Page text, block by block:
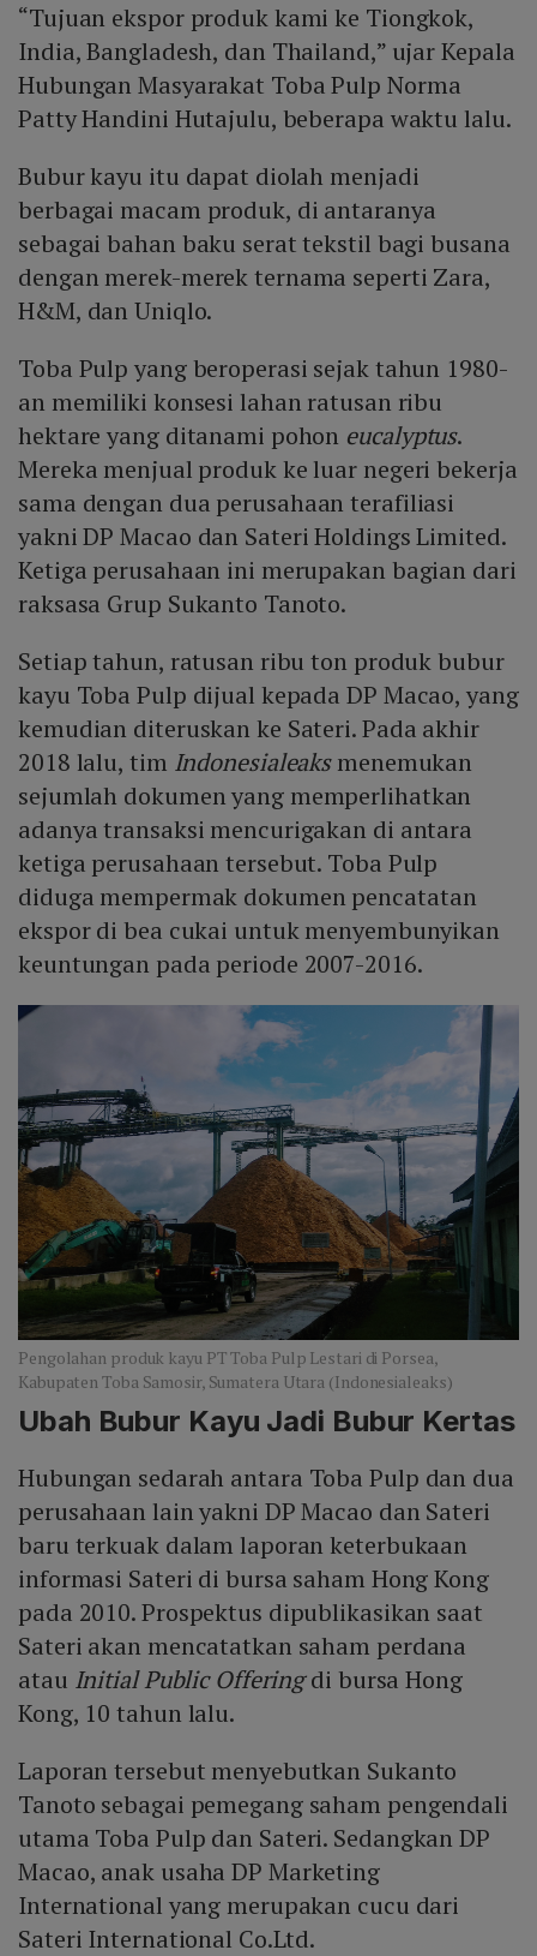
“Tujuan ekspor produk kami ke Tiongkok,
India, Bangladesh, dan Thailand,” ujar Kepala
Hubungan Masyarakat Toba Pulp Norma
Patty Handini Hutajulu, beberapa waktu lalu.
Bubur kayu itu dapat diolah menjadi
berbagai macam produk, di antaranya
sebagai bahan baku serat tekstil bagi busana
dengan merek-merek ternama seperti Zara,
H&M, dan Uniqlo.
Toba Pulp yang beroperasi sejak tahun 1980-
an memiliki konsesi lahan ratusan ribu
hektare yang ditanami pohon eucalyptus.
Mereka menjual produk ke luar negeri bekerja
sama dengan dua perusahaan terafiliasi
yakni DP Macao dan Sateri Holdings Limited.
Ketiga perusahaan ini merupakan bagian dari
raksasa Grup Sukanto Tanoto.
Setiap tahun, ratusan ribu ton produk bubur
kayu Toba Pulp dijual kepada DP Macao, yang
kemudian diteruskan ke Sateri. Pada akhir
2018 lalu, tim Indonesialeaksmenemukan
sejumlah dokumen yang memperlihatkan
adanya transaksi mencurigakan di antara
ketiga perusahaan tersebut. Toba Pulp
diduga mempermak dokumen pencatatan
ekspor di bea cukai untuk menyembunyikan
keuntungan pada periode 2007-2016.
Pengolahan produk kayu PT Toba Pulp Lestari di Porsea,
Kabupaten Toba Samosir, Sumatera Utara (Indonesialeaks)
Ubah Bubur Kayu Jadi Bubur Kertas
Hubungan sedarah antara Toba Pulp dan dua
perusahaan lain yakni DP Macao dan Sateri
baru terkuak dalam laporan keterbukaan
informasi Sateri di bursa saham Hong Kong
pada 2010. Prospektus dipublikasikan saat
Sateri akan mencatatkan saham perdana
atau Initial Public Offeringdi bursa Hong
Kong, 10 tahun lalu.
Laporan tersebut menyebutkan Sukanto
Tanoto sebagai pemegang saham pengendali
utama Toba Pulp dan Sateri. Sedangkan DP
Macao, anak usaha DP Marketing
International yang merupakan cucu dari
Sateri International Co.Ltd.